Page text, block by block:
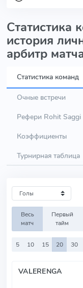
Статистика
история
арбитр
Статистика команд
Очные встречи
Рефери Rohit Saggi
Коэффициенты
Турнирная таблица
Весь
матч
Первый
тайм
5 10 15 20 30
VALERENGA